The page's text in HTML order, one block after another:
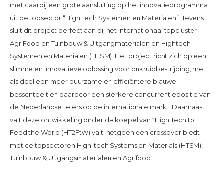
met daarbij een grote aansluiting op het innovatieprogramma
uit de topsector “High Tech Systemen en Materialen”. Tevens
sluit dit project perfect aan bij het Internationaal topcluster
AgriFood en Tuinbouw & Uitgangmaterialen en Hightech
Systemen en Materialen (HTSM). Het project richt zich op een
slimme en innovatieve oplossing voor onkruidbestrijding, met
als doel een meer duurzame en efficiëntere blauwe
bessenteelt en daardoor een sterkere concurrentiepositie van
de Nederlandse telers op de internationale markt. Daarnaast
valt deze ontwikkeling onder de koepel van “High Tech to
Feed the World (HT2FtW) valt; hetgeen een crossover biedt
met de topsectoren High-tech Systems en Materials (HTSM),
Tuinbouw & Uitgangsmaterialen en Agrifood.